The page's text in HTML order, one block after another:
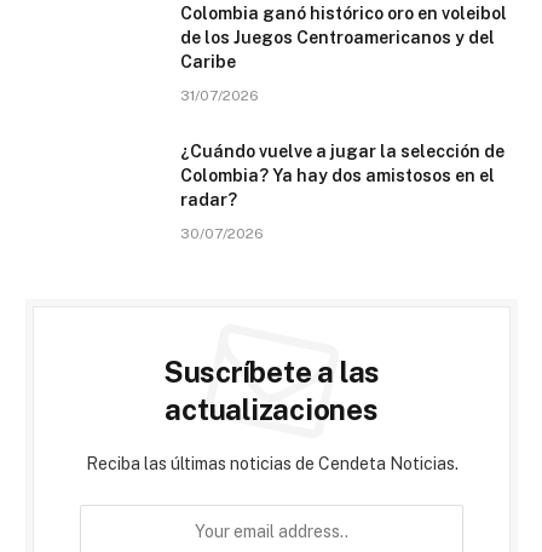
Colombia ganó histórico oro en voleibol
de los Juegos Centroamericanos y del
Caribe
31/07/2026
¿Cuándo vuelve a jugar la selección de
Colombia? Ya hay dos amistosos en el
radar?
30/07/2026
Suscríbete a las
actualizaciones
Reciba las últimas noticias de Cendeta Noticias.